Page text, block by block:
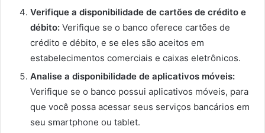
Verifique a disponibilidade de cartões de crédito e
débito: Verifique se o banco oferece cartões de
crédito e débito, e se eles são aceitos em
estabelecimentos comerciais e caixas eletrônicos.
Analise a disponibilidade de aplicativos móveis:
Verifique se o banco possui aplicativos móveis, para
que você possa acessar seus serviços bancários em
seu smartphone ou tablet.